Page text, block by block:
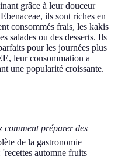
grâce à leur douceur
ils sont riches en
consommés frais, les kakis
salades ou des desserts. Ils
pour les journées plus
, leur consommation a
une popularité croissante.
comment préparer des
de la gastronomie
automne fruits